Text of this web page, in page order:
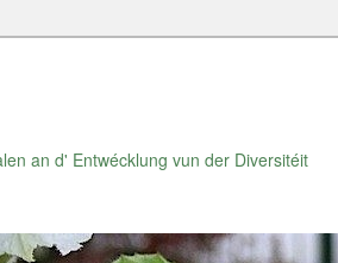
an d' Entwécklung vun der Diversitéit